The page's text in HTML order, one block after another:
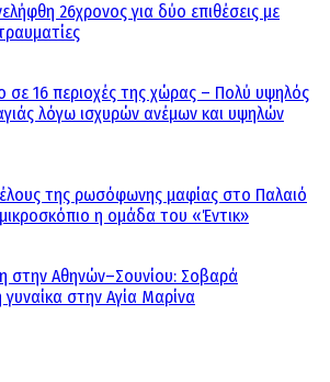
26χρονος για δύο επιθέσεις με
σε 16 περιοχές της χώρας – Πολύ υψηλός
λόγω ισχυρών ανέμων και υψηλών
της ρωσόφωνης μαφίας στο Παλαιό
η ομάδα του «Έντικ»
στην Αθηνών–Σουνίου: Σοβαρά
στην Αγία Μαρίνα